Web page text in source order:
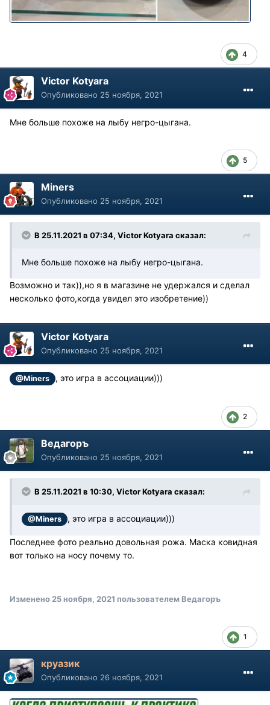
4
Victor Kotyara
Опубликовано 25 ноября, 2021
Мне больше похоже на лыбу негро-цыгана.
5
Miners
Опубликовано 25 ноября, 2021
В 25.11.2021 в 07:34, Victor Kotyara сказал:
Мне больше похоже на лыбу негро-цыгана.
Возможно и так)),но я в магазине не удержался и сделал
несколько фото,когда увидел это изобретение))
Victor Kotyara
Опубликовано 25 ноября, 2021
@Miners , это игра в ассоциации)))
2
Ведагоръ
Опубликовано 25 ноября, 2021
В 25.11.2021 в 10:30, Victor Kotyara сказал:
@Miners , это игра в ассоциации)))
Последнее фото реально довольная рожа. Маска ковидная
вот только на носу почему то.
Изменено25 ноября, 2021 пользователем Ведагоръ
1
круазик
Опубликовано 26 ноября, 2021